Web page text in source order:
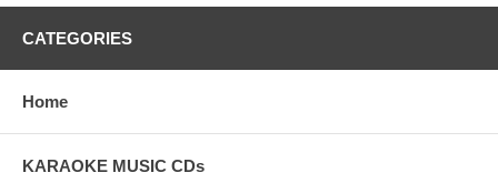
CATEGORIES
Home
KARAOKE MUSIC CDs